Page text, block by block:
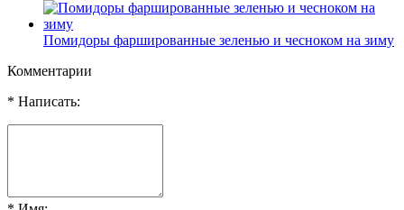
Помидоры фаршированные зеленью и чесноком на зиму
Комментарии
* Написать: